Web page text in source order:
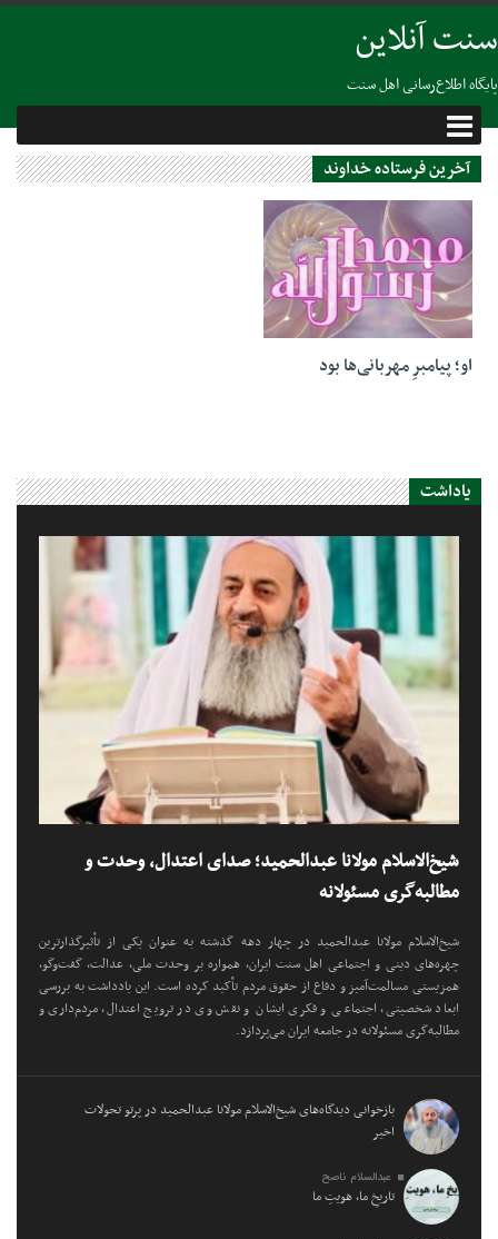
سنت آنلاین
پایگاه اطلاع‌رسانی اهل سنت
آخرین فرستاده خداوند
22 نوامبر 2018
او؛ پیامبرِ مهربانی‌‏ها بود
یاداشت
شیخ‌الاسلام مولانا عبدالحمید؛ صدای اعتدال، وحدت و
مطالبه‌گری مسئولانه
شیخ‌الاسلام مولانا عبدالحمید در چهار دهه گذشته به عنوان یکی از تأثیرگذارترین
چهره‌های دینی و اجتماعی اهل سنت ایران، همواره بر وحدت ملی، عدالت، گفت‌وگو،
همزیستی مسالمت‌آمیز و دفاع از حقوق مردم تأکید کرده است. این یادداشت به بررسی
ابعاد شخصیتی، اجتماعی و فکری ایشان و نقش وی در ترویج اعتدال، مردم‌داری و
مطالبه‌گری مسئولانه در جامعه ایران می‌پردازد.
بازخوانی دیدگاه‌های شیخ‌الاسلام مولانا عبدالحمید در پرتو تحولات
اخیر
عبدالسلام ناصح
تاریخِ ما، هویتِ ما